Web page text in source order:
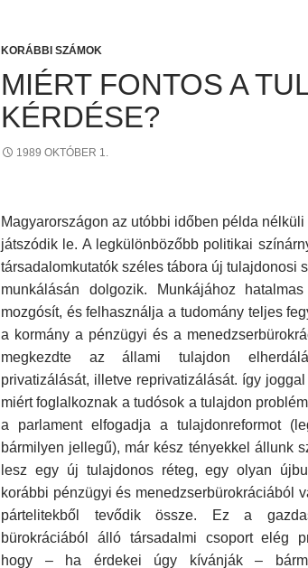
KORÁBBI SZÁMOK
MIÉRT FONTOS A
KÉRDÉSE?
1989 OKTÓBER 1.
Magyarországon az utóbbi időben példa
játszódik le. A legkülönbözőbb politikai
társadalomkutatók széles tábora új tulajdonosi
munkálásán dolgozik. Munkájához
mozgó­sít, és felhasználja a tudomány teljes
a kor­mány a pénzügyi és a
megkezdte az állami tulajdon
privatizálását, illetve reprivatizálását. így
miért foglalkoznak a tudósok a tulajdon
a parlament elfogadja a tulaj­donreformot
bármilyen jellegű), már kész tények­kel állunk
lesz egy új tulajdonos réteg, egy olyan
korábbi pénzügyi és menedzserbürokráciából
pártelitekből tevődik össze. Ez a
bürokráciából álló társadalmi csoport elég
hogy – ha érdekei úgy kívánják –